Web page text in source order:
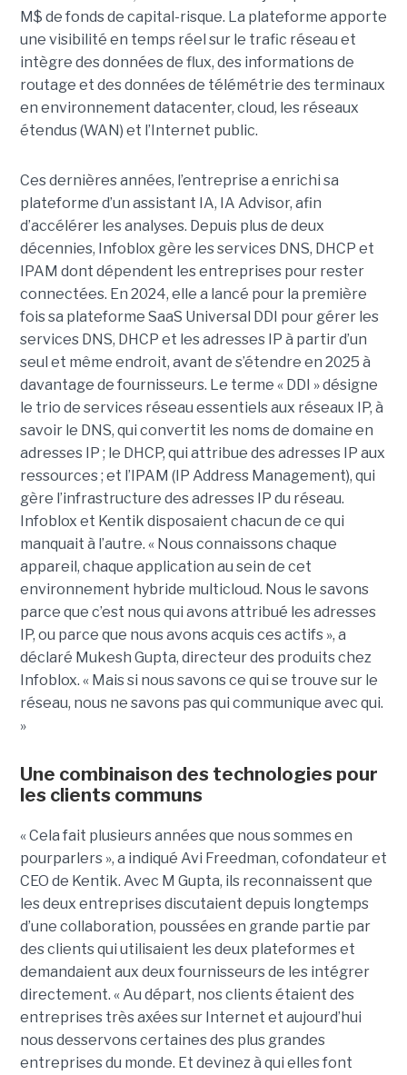
M$ de fonds de capital-risque. La plateforme apporte
une visibilité en temps réel sur le trafic réseau et
intègre des données de flux, des informations de
routage et des données de télémétrie des terminaux
en environnement datacenter, cloud, les réseaux
étendus (WAN) et l’Internet public.
Ces dernières années, l’entreprise a enrichi sa
plateforme d’un assistant IA, IA Advisor, afin
d’accélérer les analyses. Depuis plus de deux
décennies, Infoblox gère les services DNS, DHCP et
IPAM dont dépendent les entreprises pour rester
connectées. En 2024, elle a lancé pour la première
fois sa plateforme SaaS Universal DDI pour gérer les
services DNS, DHCP et les adresses IP à partir d’un
seul et même endroit, avant de s’étendre en 2025 à
davantage de fournisseurs. Le terme « DDI » désigne
le trio de services réseau essentiels aux réseaux IP, à
savoir le DNS, qui convertit les noms de domaine en
adresses IP ; le DHCP, qui attribue des adresses IP aux
ressources ; et l’IPAM (IP Address Management), qui
gère l’infrastructure des adresses IP du réseau.
Infoblox et Kentik disposaient chacun de ce qui
manquait à l’autre. « Nous connaissons chaque
appareil, chaque application au sein de cet
environnement hybride multicloud. Nous le savons
parce que c’est nous qui avons attribué les adresses
IP, ou parce que nous avons acquis ces actifs », a
déclaré Mukesh Gupta, directeur des produits chez
Infoblox. « Mais si nous savons ce qui se trouve sur le
réseau, nous ne savons pas qui communique avec qui.
»
Une combinaison des technologies pour
les clients communs
« Cela fait plusieurs années que nous sommes en
pourparlers », a indiqué Avi Freedman, cofondateur et
CEO de Kentik. Avec M Gupta, ils reconnaissent que
les deux entreprises discutaient depuis longtemps
d’une collaboration, poussées en grande partie par
des clients qui utilisaient les deux plateformes et
demandaient aux deux fournisseurs de les intégrer
directement. « Au départ, nos clients étaient des
entreprises très axées sur Internet et aujourd’hui
nous desservons certaines des plus grandes
entreprises du monde. Et devinez à qui elles font